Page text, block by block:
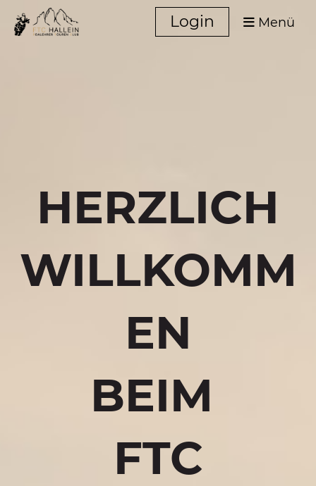
Login Menü
HERZLICH
WILLKOMM
EN
BEIM
FTC